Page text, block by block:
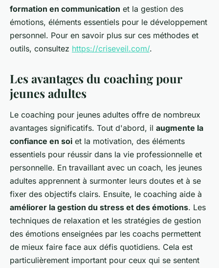
formation en communication et la gestion des
émotions, éléments essentiels pour le développement
personnel. Pour en savoir plus sur ces méthodes et
outils, consultez https://criseveil.com/.
Les avantages du coaching pour
jeunes adultes
Le coaching pour jeunes adultes offre de nombreux
avantages significatifs. Tout d'abord, il augmente la
confiance en soi et la motivation, des éléments
essentiels pour réussir dans la vie professionnelle et
personnelle. En travaillant avec un coach, les jeunes
adultes apprennent à surmonter leurs doutes et à se
fixer des objectifs clairs. Ensuite, le coaching aide à
améliorer la gestion du stress et des émotions. Les
techniques de relaxation et les stratégies de gestion
des émotions enseignées par les coachs permettent
de mieux faire face aux défis quotidiens. Cela est
particulièrement important pour ceux qui se sentent